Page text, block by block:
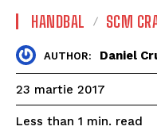
HANDBAL SCM
AUTHOR: Daniel
23 martie 2017
Less than 1 min. read